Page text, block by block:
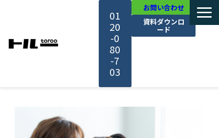
01
20
-0
80
-7
03
お問い合わせ
資料ダウンロ
ード
機能・サービス紹介